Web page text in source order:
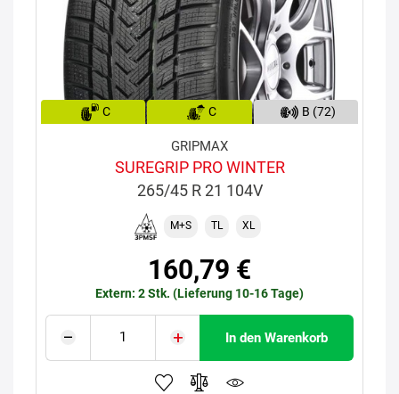
C C B (72)
GRIPMAX
SUREGRIP PRO WINTER
265/45 R 21 104V
M+S TL XL
160,79 €
Extern: 2 Stk. (Lieferung 10-16 Tage)
In den Warenkorb